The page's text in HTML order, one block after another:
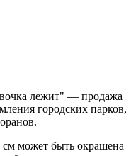
лежит" — продажа
городских парков,
см может быть окрашена